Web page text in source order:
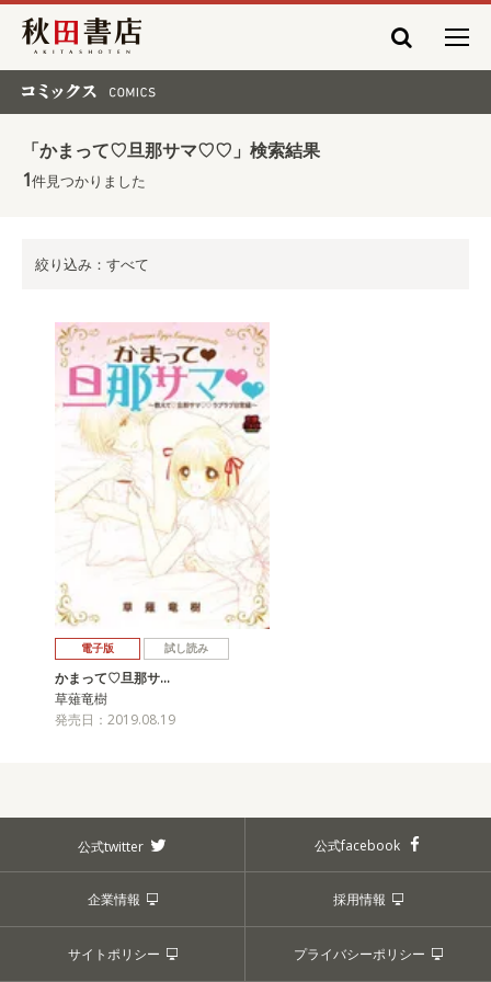
秋田書店
「かまって♡旦那サマ♡♡」検索結果
1件見つかりました
絞り込み：すべて
電子版 試し読み
かまって♡旦那サ…
草薙竜樹
発売日：2019.08.19
公式twitter 公式facebook
企業情報 採用情報
サイトポリシー プライバシーポリシー